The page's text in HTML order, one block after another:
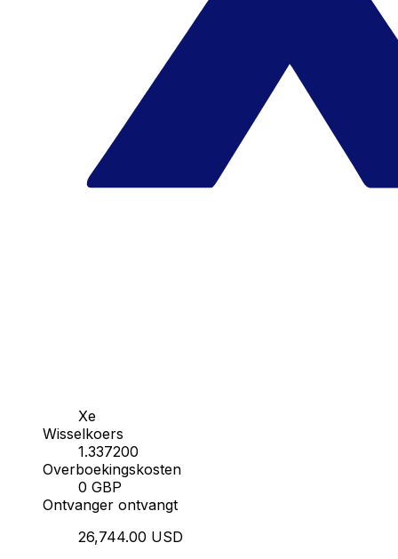
Xe
Wisselkoers
1.337200
Overboekingskosten
0 GBP
Ontvanger ontvangt
26,744.00 USD